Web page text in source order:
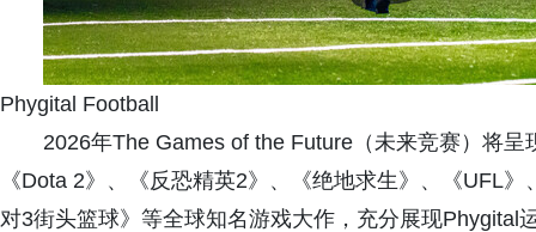
Phygital Football
2026年The Games of the Future（未来竞赛）将
《Dota 2》、《反恐精英2》、《绝地求生》、《UFL
对3街头篮球》等全球知名游戏大作，充分展现Phygital